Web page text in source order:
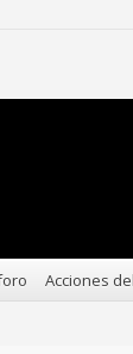
Acciones